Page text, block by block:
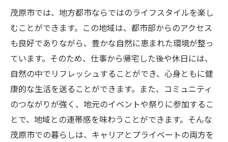
茂原市では、地方都市ならではのライフスタイルを楽し
むことができます。この地域は、都市部からのアクセス
も良好でありながら、豊かな自然に恵まれた環境が整っ
ています。そのため、仕事から帰宅した後や休日には、
自然の中でリフレッシュすることができ、心身ともに健
康的な生活を送ることができます。また、コミュニティ
のつながりが強く、地元のイベントや祭りに参加するこ
とで、地域との連帯感を味わうことができます。そんな
茂原市での暮らしは、キャリアとプライベートの両方を